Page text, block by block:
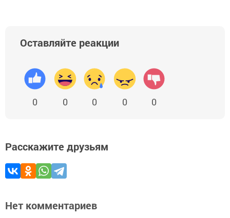
Оставляйте реакции
0 0 0 0 0
Расскажите друзьям
Нет комментариев